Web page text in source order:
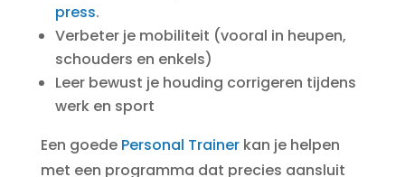
press.
Verbeter je mobiliteit (vooral in heupen,
schouders en enkels)
Leer bewust je houding corrigeren tijdens
werk en sport
Een goedePersonal Trainerkan je helpen
met een programma dat precies aansluit